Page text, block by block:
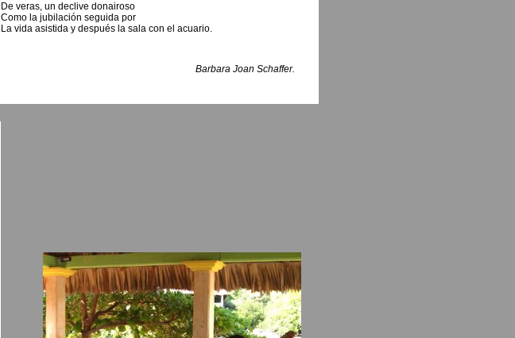
De veras, un declive donairoso
Como la jubilación seguida por
La vida asistida y después la sala con el acuario.
Barbara Joan Schaffer.